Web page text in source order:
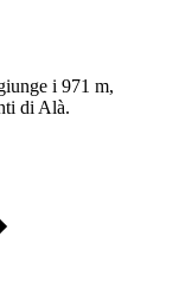
i 971 m,
di Alà.